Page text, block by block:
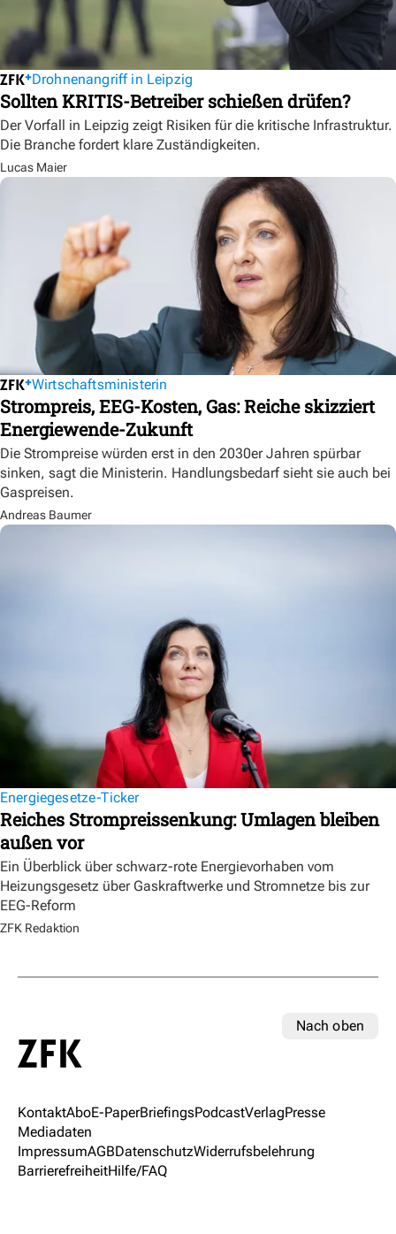
Drohnenangriff in Leipzig
Sollten KRITIS-Betreiber schießen drüfen?
Der Vorfall in Leipzig zeigt Risiken für die kritische Infrastruktur.
Die Branche fordert klare Zuständigkeiten.
Lucas Maier
Wirtschaftsministerin
Strompreis, EEG-Kosten, Gas: Reiche skizziert
Energiewende-Zukunft
Die Strompreise würden erst in den 2030er Jahren spürbar
sinken, sagt die Ministerin. Handlungsbedarf sieht sie auch bei
Gaspreisen.
Andreas Baumer
Energiegesetze-Ticker
Reiches Strompreissenkung: Umlagen bleiben
außen vor
Ein Überblick über schwarz-rote Energievorhaben vom
Heizungsgesetz über Gaskraftwerke und Stromnetze bis zur
EEG-Reform
ZFK Redaktion
Nach oben
KontaktAboE-PaperBriefingsPodcastVerlagPresse
Mediadaten
ImpressumAGBDatenschutzWiderrufsbelehrung
BarrierefreiheitHilfe/FAQ